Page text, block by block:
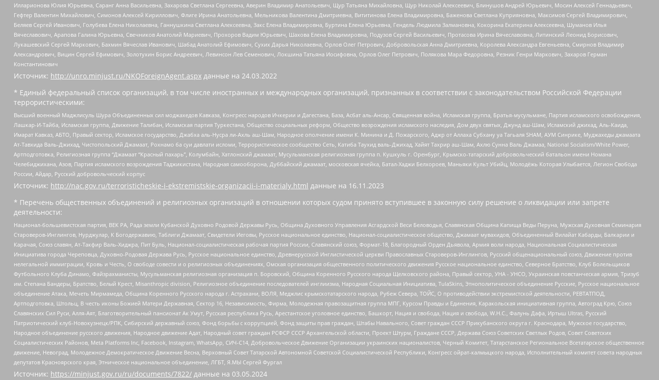
Илларионова Юлия Юрьевна, Саранг Анна Васильевна, Захарова Светлана Сергеевна, Аверин Владимир Анатольевич, Щур Татьяна Михайловна, Щур Николай Алексеевич, Блинушов Андрей Юрьевич, Мосин Алексей Геннадьевич,
Гефтер Валентин Михайлович, Симонов Алексей Кириллович, Флиге Ирина Анатольевна, Мельникова Валентина Дмитриевна, Вититинова Елена Владимировна, Баженова Светлана Куприяновна, Максимов Сергей Владимирович,
Беляев Сергей Иванович, Голубева Елена Николаевна, Ганнушкина Светлана Алексеевна, Закс Елена Владимировна, Буртина Елена Юрьевна, Гендель Людмила Залмановна, Кокорина Екатерина Алексеевна, Шуманов Илья
Вячеславович, Арапова Галина Юрьевна, Свечников Анатолий Мариевич, Прохоров Вадим Юрьевич, Шахова Елена Владимировна, Подузов Сергей Васильевич, Протасова Ирина Вячеславовна, Литинский Леонид Борисович,
Лукашевский Сергей Маркович, Бахмин Вячеслав Иванович, Шабад Анатолий Ефимович, Сухих Дарья Николаевна, Орлов Олег Петрович, Добровольская Анна Дмитриевна, Королева Александра Евгеньевна, Смирнов Владимир
Александрович, Вицин Сергей Ефимович, Золотухин Борис Андреевич, Левинсон Лев Семенович, Локшина Татьяна Иосифовна, Орлов Олег Петрович, Полякова Мара Федоровна, Резник Генри Маркович, Захаров Герман
Константинович
Источник: http://unro.minjust.ru/NKOForeignAgent.aspx данные на 24.03.2022
* Единый федеральный список организаций, в том числе иностранных и международных организаций, признанных в соответствии с законодательством Российской Федерации
террористическими:
Высший военный Маджлисуль Шура Объединенных сил моджахедов Кавказа, Конгресс народов Ичкерии и Дагестана, База, Асбат аль-Ансар, Священная война, Исламская группа, Братья-мусульмане, Партия исламского освобождения,
Лашкар-И-Тайба, Исламская группа, Движение Талибан, Исламская партия Туркестана, Общество социальных реформ, Общество возрождения исламского наследия, Дом двух святых, Джунд аш-Шам, Исламский джихад, Аль-Каида,
Имарат Кавказ, АБТО, Правый сектор, Исламское государство, Джабха аль-Нусра ли-Ахль аш-Шам, Народное ополчение имени К. Минина и Д. Пожарского, Аджр от Аллаха Субхану уа Тагьаля SHAM, АУМ Синрике, Муджахеды джамаата
Ат-Тавхида Валь-Джихад, Чистопольский Джамаат, Рохнамо ба суи давлати исломи, Террористическое сообщество Сеть, Катиба Таухид валь-Джихад, Хайят Тахрир аш-Шам, Ахлю Сунна Валь Джамаа, National Socialism/White Power,
Артподготовка, Религиозная группа “Джамаат “Красный пахарь”, Колумбайн, Хатлонский джамаат, Мусульманская религиозная группа п. Кушкуль г. Оренбург, Крымско-татарский добровольческий батальон имени Номана
Челебиджихана, Азов, Партия исламского возрождения Таджикистана, Народная самооборона, Дуббайский джамаат, московская ячейка, Батал-Хаджи Белхороев, Маньяки Культ Убийц, Молодёжь Которая Улыбается, Легион Свобода
России, Айдар, Русский добровольческий корпус
Источник: http://nac.gov.ru/terroristicheskie-i-ekstremistskie-organizacii-i-materialy.html данные на 16.11.2023
* Перечень общественных объединений и религиозных организаций в отношении которых судом принято вступившее в законную силу решение о ликвидации или запрете
деятельности:
Национал-большевистская партия, ВЕК РА, Рада земли Кубанской Духовно Родовой Державы Русь, Община Духовного Управления Асгардской Веси Беловодья, Славянская Община Капища Веды Перуна, Мужская Духовная Семинария
Староверов-Инглингов, Нурджулар, К Богодержавию, Таблиги Джамаат, Свидетели Иеговы, Русское национальное единство, Национал-социалистическое общество, Джамаат мувахидов, Объединенный Вилайат Кабарды, Балкарии и
Карачая, Союз славян, Ат-Такфир Валь-Хиджра, Пит Буль, Национал-социалистическая рабочая партия России, Славянский союз, Формат-18, Благородный Орден Дьявола, Армия воли народа, Национальная Социалистическая
Инициатива города Череповца, Духовно-Родовая Держава Русь, Русское национальное единство, Древнерусской Инглистической церкви Православных Староверов-Инглингов, Русский общенациональный союз, Движение против
нелегальной иммиграции, Кровь и Честь, О свободе совести и о религиозных объединениях, Омская организация общественного политического движения Русское национальное единство, Северное Братство, Клуб Болельщиков
Футбольного Клуба Динамо, Файзрахманисты, Мусульманская религиозная организация п. Боровский, Община Коренного Русского народа Щелковского района, Правый сектор, УНА - УНСО, Украинская повстанческая армия, Тризуб
им. Степана Бандеры, Братство, Белый Крест, Misanthropic division, Религиозное объединение последователей инглиизма, Народная Социальная Инициатива, TulaSkins, Этнополитическое объединение Русские, Русское национальное
объединение Атака, Мечеть Мирмамеда, Община Коренного Русского народа г. Астрахани, ВОЛЯ, Меджлис крымскотатарского народа, Рубеж Севера, ТОЙС, О противодействии экстремистской деятельности, РЕВТАТПОД,
Артподготовка, Штольц, В честь иконы Божией Матери Державная, Сектор 16, Независимость, Фирма, Молодежная правозащитная группа МПГ, Курсом Правды и Единения, Каракольская инициативная группа, Автоград Крю, Союз
Славянских Сил Руси, Алля-Аят, Благотворительный пансионат Ак Умут, Русская республика Русь, Арестантское уголовное единство, Башкорт, Нация и свобода, Нация и свобода, W.H.С., Фалунь Дафа, Иртыш Ultras, Русский
Патриотический клуб-Новокузнецк/РПК, Сибирский державный союз, Фонд борьбы с коррупцией, Фонд защиты прав граждан, Штабы Навального, Совет граждан СССР Прикубанского округа г. Краснодара, Мужское государство,
Народное объединение русского движения, Народное движение Адат, Народный совет граждан РСФСР СССР Архангельской области, Проект Штурм, Граждане СССР, Держава Союз Советских Светлых Родов, Совет Советских
Социалистических Районов, Meta Platforms Inc, Facebook, Instagram, WhatsApp, СИЧ-С14, Добровольческое Движение Организации украинских националистов, Черный Комитет, Татарстанское Региональное Всетатарское общественное
движение, Невоград, Молодежное Демократическое Движение Весна, Верховный Совет Татарской Автономной Советской Социалистической Республики, Конгресс ойрат-калмыцкого народа, Исполнительный комитет совета народных
депутатов Красноярского края, Этническое национальное объединение, ЛГБТ, Я.МЫ Сергей Фургал
Источник: https://minjust.gov.ru/ru/documents/7822/ данные на 03.05.2024